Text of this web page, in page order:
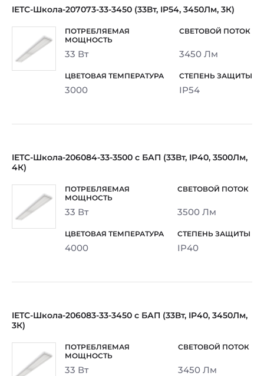
IETC-Школа-207073-33-3450 (33Вт, IP54, 3450Лм, 3К)
33 Вт 3450 Лм
3000 IP54
IETC-Школа-206084-33-3500 c БАП (33Вт, IP40, 3500Лм,
4К)
33 Вт 3500 Лм
4000 IP40
IETC-Школа-206083-33-3450 c БАП (33Вт, IP40, 3450Лм,
3К)
33 Вт 3450 Лм